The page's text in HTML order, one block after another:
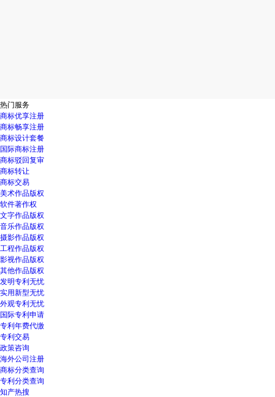
热门服务
商标优享注册
商标畅享注册
商标设计套餐
国际商标注册
商标驳回复审
商标转让
商标交易
美术作品版权
软件著作权
文字作品版权
音乐作品版权
摄影作品版权
工程作品版权
影视作品版权
其他作品版权
发明专利无忧
实用新型无忧
外观专利无忧
国际专利申请
专利年费代缴
专利交易
政策咨询
海外公司注册
商标分类查询
专利分类查询
知产热搜